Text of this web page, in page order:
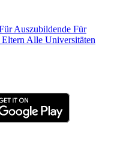
Auszubildende Für
Alle Universitäten